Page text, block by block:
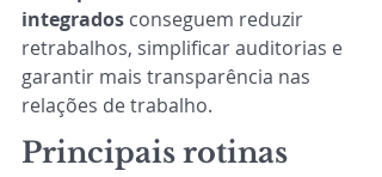
integrados conseguem reduzir
retrabalhos, simplificar auditorias e
garantir mais transparência nas
relações de trabalho.
Principais rotinas